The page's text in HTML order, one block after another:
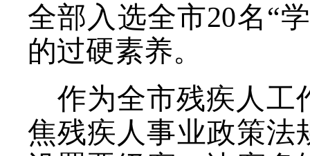
全部 入选全市20名“
的过硬素养。
作为全市残疾人工
焦残疾人事业政策法